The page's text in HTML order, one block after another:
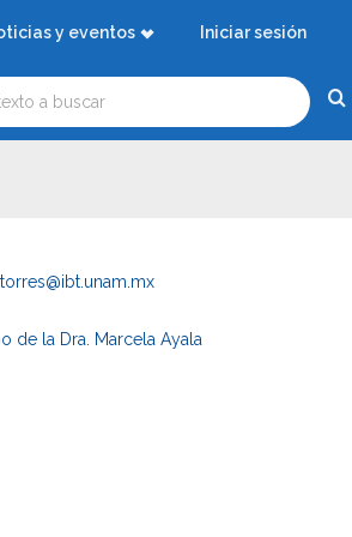
y eventos Iniciar sesión
de la Dra. Marcela Ayala